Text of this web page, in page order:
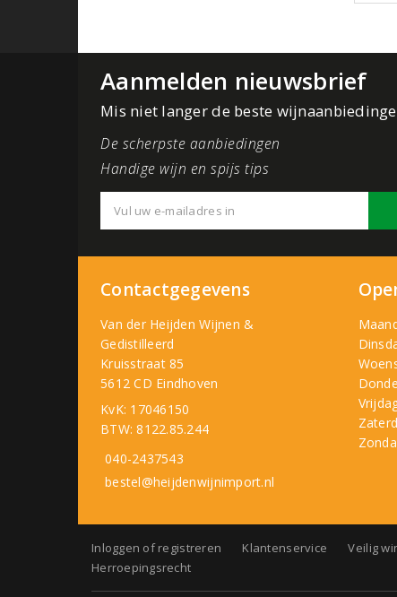
Aanmelden nieuwsbrief
Mis niet langer de beste
De scherpste aanbiedingen
Handige wijn en spijs tips
Contactgegevens
Van der Heijden Wijnen &
Gedistilleerd
Kruisstraat 85
5612 CD Eindhoven
KvK: 17046150
BTW: 8122.85.244
040-2437543
bestel@heijdenwijnimport.nl
Inloggen of registreren Klantenservice Veilig
Herroepingsrecht